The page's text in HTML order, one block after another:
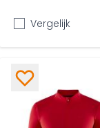
Vergelijk